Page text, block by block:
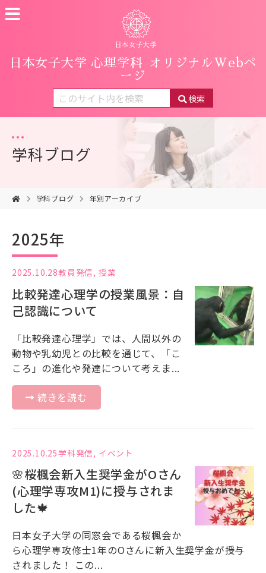
日本女子大学 心理学科
オリジナルWebペ
ージ
検索
学科ブログ
学科ブログ 年別アーカイブ
2025年
2025.10.28教員発信, 授業
比較発達心理学の授業風景：自
己認識について
「比較発達心理学」では、人間以外の
動物や乳幼児との比較を通じて、「こ
ころ」の進化や発達について考えま...
続きを読む
2025.10.25学科発信, イベント
🌸桜楓会新入生奨学金がOさん
(心理学専攻M1)に授与されま
した🍁
日本女子大学の同窓会である桜楓会か
ら心理学専攻修士1年のOさんに新入生奨学金が授与
されました！ この...